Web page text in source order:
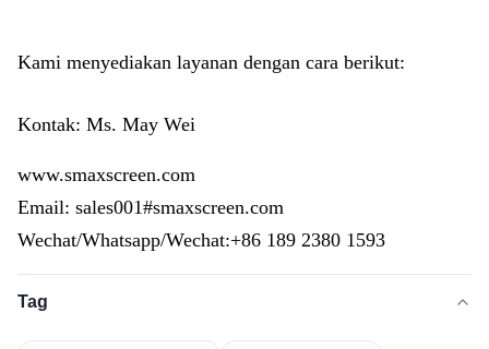
Kami menyediakan layanan dengan cara berikut:
Kontak: Ms. May Wei
www.smaxscreen.com
Email: sales001#smaxscreen.com
Wechat/Whatsapp/Wechat:+86 189 2380 1593
Tag